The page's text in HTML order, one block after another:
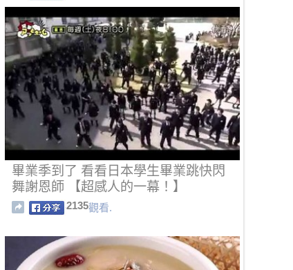
畢業季到了 看看日本學生畢業跳快閃
舞謝恩師 【超感人的一幕！】
2135觀看.